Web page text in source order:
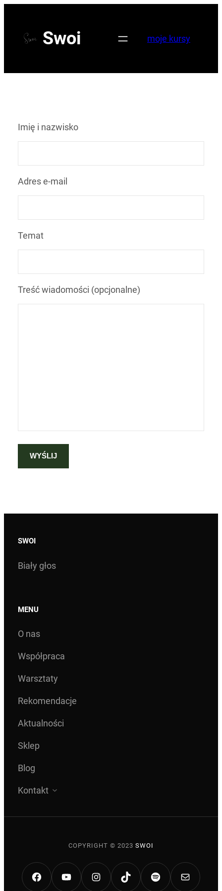
treści
Swoi moje kursy
Imię i nazwisko
Adres e-mail
Temat
Treść wiadomości (opcjonalne)
SWOI
Biały głos
MENU
O nas
Współpraca
Warsztaty
Rekomendacje
Aktualności
Sklep
Blog
Kontakt
COPYRIGHT © 2023 SWOI
FACEBOOKYOUTUBEINSTAGRAM
HTTPS://SPOTIFYMAIL